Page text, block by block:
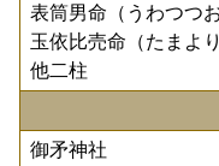
表筒男命（うわつつ
玉依比売命（たまよ
他二柱
御矛神社